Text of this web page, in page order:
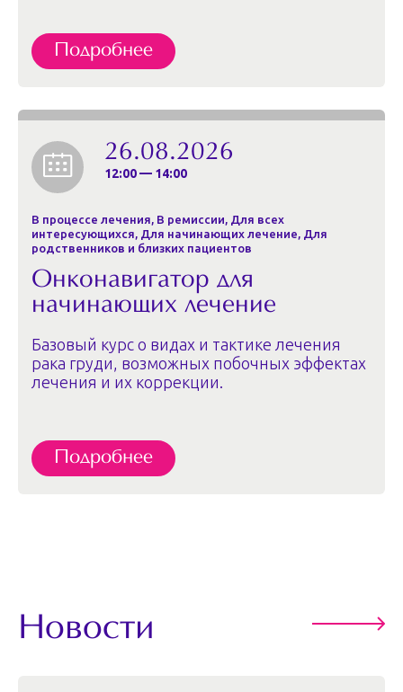
Подробнее
26.08.2026
12:00 — 14:00
В процессе лечения, В ремиссии, Для всех
интересующихся, Для начинающих лечение, Для
родственников и близких пациентов
Онконавигатор для
начинающих лечение
Базовый курс о видах и тактике лечения
рака груди, возможных побочных эффектах
лечения и их коррекции.
Подробнее
Новости